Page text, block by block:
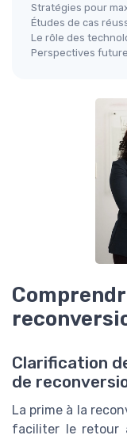
Stratégies pour
Études de cas
Le rôle des
Perspectives
Clarification
de
La prime à la
faciliter le retour